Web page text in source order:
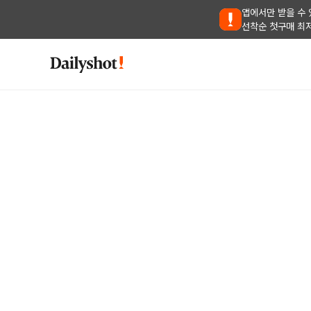
앱에서만 받을 수
선착순 첫구매 최